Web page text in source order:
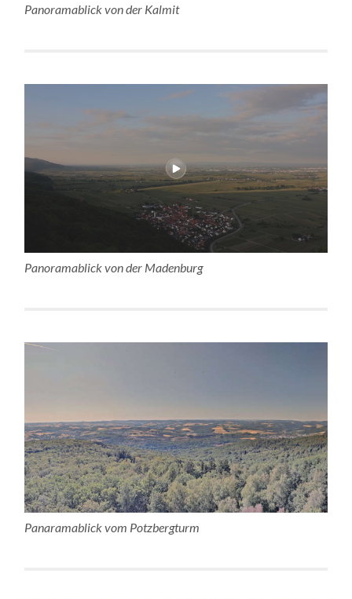
Panoramablick von der Kalmit
Panoramablick von der Madenburg
Panaramablick vom Potzbergturm